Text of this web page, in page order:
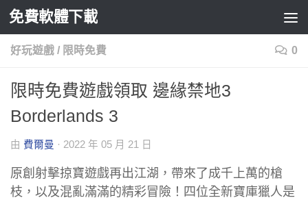
Skip to content
免費軟體下載
好玩遊戲 / 限時免費 0
限時免費遊戲領取 邊緣禁地3
Borderlands 3
由 費爾曼 · 2022 年 05 月 21 日
原創射擊掠寶遊戲再出江湖，帶來了成千上萬的槍
枝，以及混亂滿滿的精彩冒險！四位全新寶庫獵人是